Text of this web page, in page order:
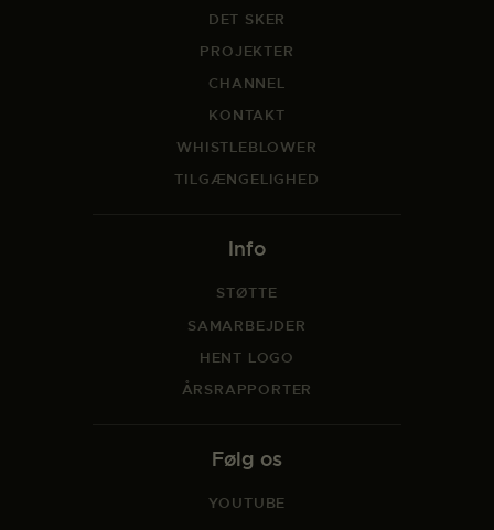
DET SKER
PROJEKTER
CHANNEL
KONTAKT
WHISTLEBLOWER
TILGÆNGELIGHED
Info
STØTTE
SAMARBEJDER
HENT LOGO
ÅRSRAPPORTER
Følg os
YOUTUBE